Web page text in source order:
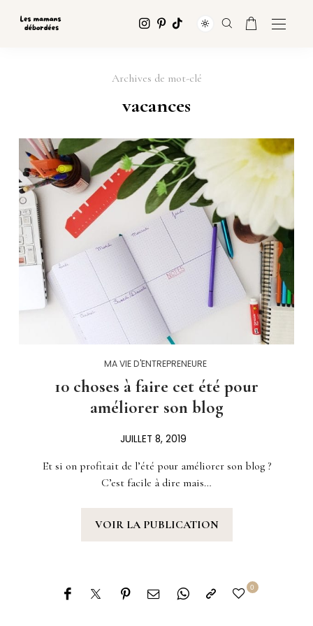
Archives de mot-clé
vacances
MA VIE D'ENTREPRENEURE
10 choses à faire cet été pour
améliorer son blog
JUILLET 8, 2019
Et si on profitait de l’été pour améliorer son blog ?
C’est facile à dire mais…
VOIR LA PUBLICATION
0